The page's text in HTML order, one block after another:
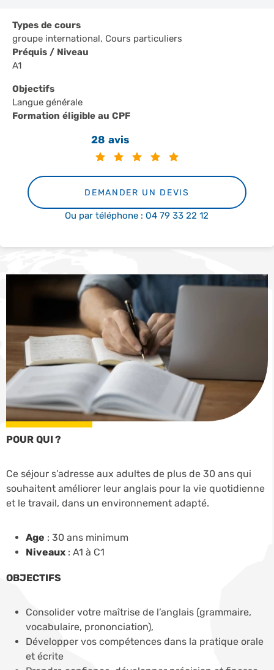
Types de cours
groupe international, Cours particuliers
Préquis / Niveau
A1
Objectifs
Langue générale
Formation éligible au CPF
28 avis
DEMANDER UN DEVIS
Ou par téléphone : 04 79 33 22 12
POUR QUI ?
Ce séjour s’adresse aux adultes de plus de 30 ans qui
souhaitent améliorer leur anglais pour la vie quotidienne
et le travail, dans un environnement adapté.
Age : 30 ans minimum
Niveaux : A1 à C1
OBJECTIFS
Consolider votre maîtrise de l’anglais (grammaire,
vocabulaire, prononciation),
Développer vos compétences dans la pratique orale
et écrite